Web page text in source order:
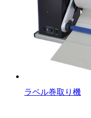
ラベル巻取り機